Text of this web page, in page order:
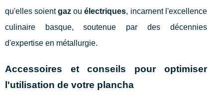
qu'elles soientgaz ouélectriques, incarnent l'excellence
culinaire basque, soutenue par des décennies
d'expertise en métallurgie.
Accessoires et conseils pour optimiser
l'utilisation de votre plancha